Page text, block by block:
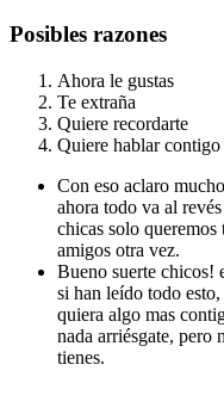
Posibles razones
Ahora le gustas
Te extraña
Quiere recordarte
Quiere hablar contigo
Con eso aclaro
ahora todo va al
chicas solo
amigos otra vez.
Bueno suerte chicos!
si han leído todo
quiera algo mas
nada arriésgate, pero
tienes.